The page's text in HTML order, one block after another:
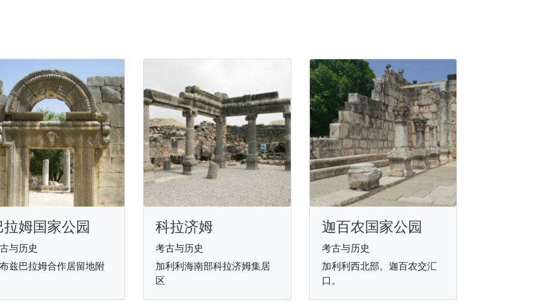
拉姆国家公园
与历史
兹巴拉姆合作居留地附
科拉济姆
考古与历史
加利利海南部科拉济姆集居
区
迦百农国家公园
考古与历史
加利利西北部。迦百农交汇
口。